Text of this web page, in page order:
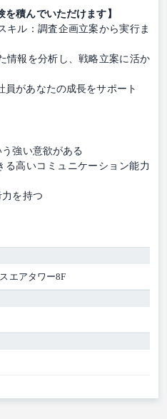
を積んでいただけます】
キル：調査企画立案から実行ま
情報を分析し、戦略立案に活か
員があなたの成長をサポート
強い意欲がある
高いコミュニケーション能力
を持つ
エアタワー8F